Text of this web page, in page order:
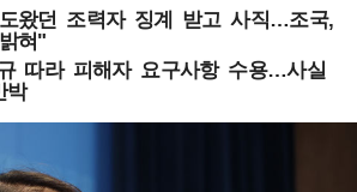
왔던 조력자 징계 받고 사직…조국,
혀"
따라 피해자 요구사항 수용…사실
박